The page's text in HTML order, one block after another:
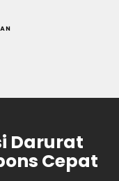
Darurat
Cepat